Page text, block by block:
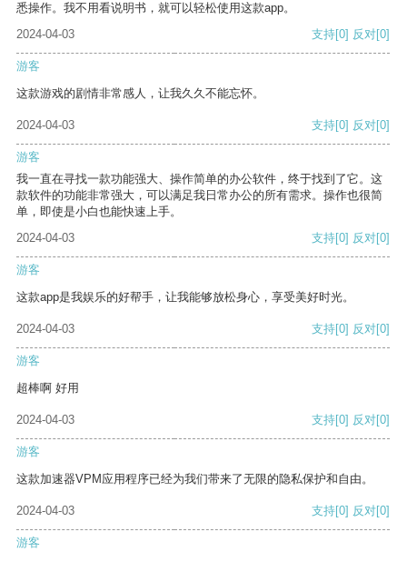
悉操作。我不用看说明书，就可以轻松使用这款app。
2024-04-03
支持[0] 反对[0]
游客
这款游戏的剧情非常感人，让我久久不能忘怀。
2024-04-03 支持[0] 反对[0]
游客
我一直在寻找一款功能强大、操作简单的办公软件，终于找到了它。这
款软件的功能非常强大，可以满足我日常办公的所有需求。操作也很简
单，即使是小白也能快速上手。
2024-04-03
支持[0] 反对[0]
游客
这款app是我娱乐的好帮手，让我能够放松身心，享受美好时光。
2024-04-03 支持[0] 反对[0]
游客
超棒啊 好用
2024-04-03 支持[0] 反对[0]
游客
这款加速器VPM应用程序已经为我们带来了无限的隐私保护和自由。
2024-04-03 支持[0] 反对[0]
游客